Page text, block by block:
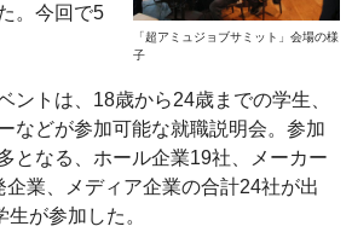
「超アミュジョブサミット」会場の様
子
。今回で5
ントは、18歳から24歳までの学生、
などが参加可能な就職説明会。参加
となる、ホール企業19社、メーカー
業、メディア企業の合計24社が出
が参加した。